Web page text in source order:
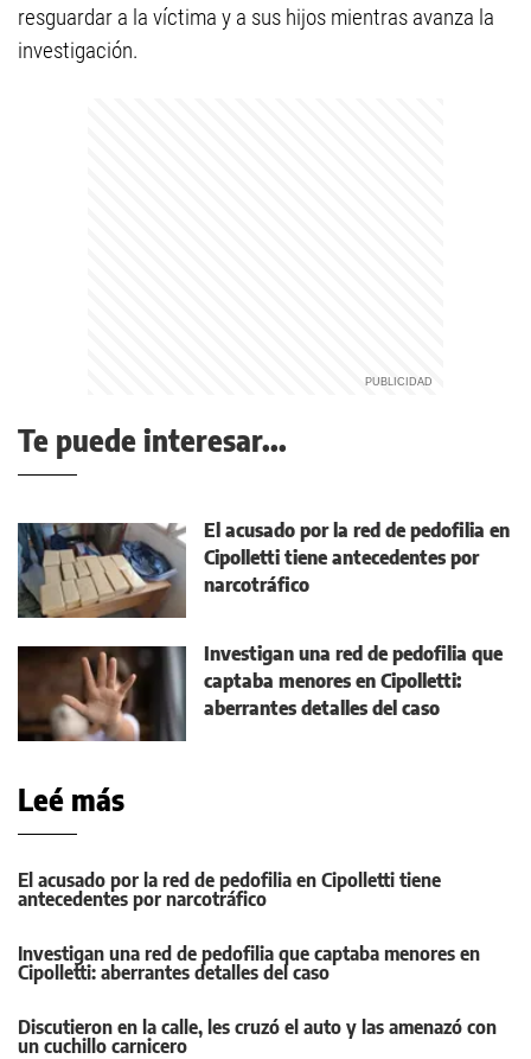
resguardar a la víctima y a sus hijos mientras avanza la
investigación.
Te puede interesar...
El acusado por la red de pedofilia en
Cipolletti tiene antecedentes por
narcotráfico
Investigan una red de pedofilia que
captaba menores en Cipolletti:
aberrantes detalles del caso
Leé más
El acusado por la red de pedofilia en Cipolletti tiene
antecedentes por narcotráfico
Investigan una red de pedofilia que captaba menores en
Cipolletti: aberrantes detalles del caso
Discutieron en la calle, les cruzó el auto y las amenazó con
un cuchillo carnicero